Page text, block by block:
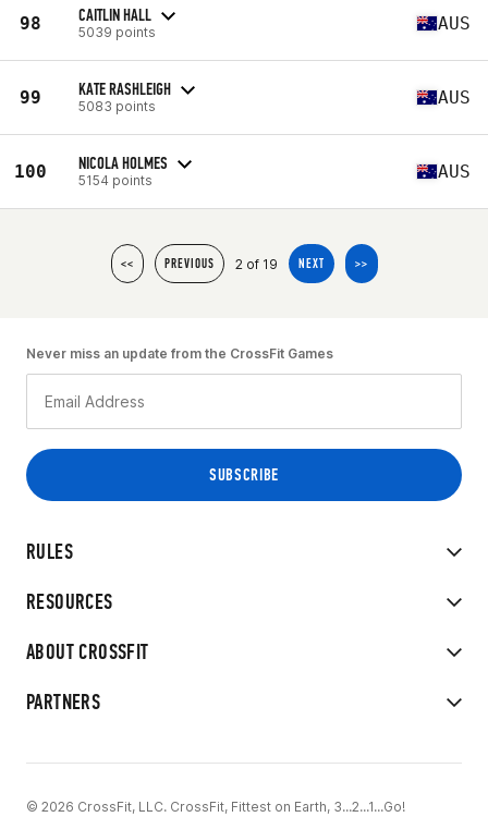
98 CAITLIN HALL
5039 points AUS
99 KATE RASHLEIGH
5083 points AUS
100 NICOLA HOLMES
5154 points AUS
<< PREVIOUS 2 of 19 NEXT >>
RULES
RESOURCES
ABOUT CROSSFIT
PARTNERS
Never miss an update from the CrossFit Games
© 2026 CrossFit, LLC. CrossFit, Fittest on Earth, 3...2...1...Go!